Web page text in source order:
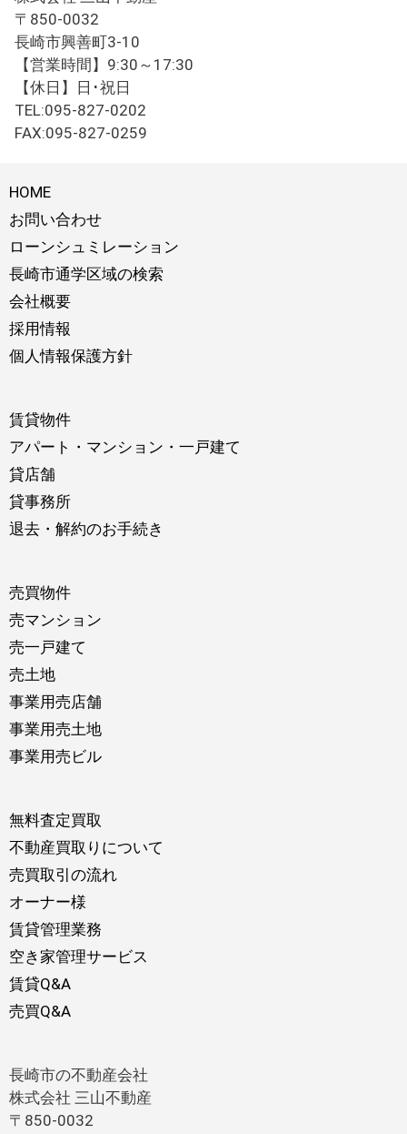
〒850-0032
長崎市興善町3-10
【営業時間】9:30～17:30
【休日】日･祝日
TEL:095-827-0202
FAX:095-827-0259
HOME
お問い合わせ
ローンシュミレーション
長崎市通学区域の検索
会社概要
採用情報
個人情報保護方針
賃貸物件
アパート・マンション・一戸建て
貸店舗
貸事務所
退去・解約のお手続き
売買物件
売マンション
売一戸建て
売土地
事業用売店舗
事業用売土地
事業用売ビル
無料査定買取
不動産買取りについて
売買取引の流れ
オーナー様
賃貸管理業務
空き家管理サービス
賃貸Q&A
売買Q&A
長崎市の不動産会社
株式会社 三山不動産
〒850-0032